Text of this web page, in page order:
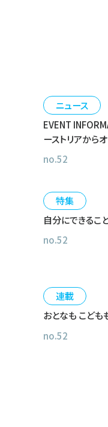
ニュース
EVENT
ーストリアから
no.52
特集
自分にできるこ
no.52
連載
おとなも こど
no.52